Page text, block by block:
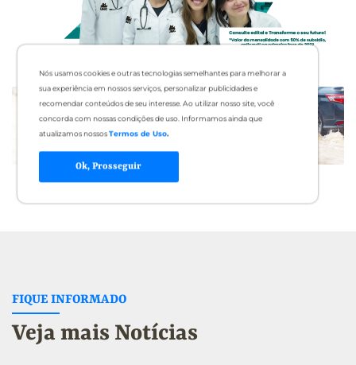
Nós usamos cookies e outras tecnologias semelhantes para melhorar a
sua experiência em nossos serviços, personalizar publicidades e
recomendar conteúdos de seu interesse. Ao utilizar nosso site, você
concorda com nossas condições de uso. Informamos ainda que
atualizamos nossosTermos de Uso.
Ok, Prosseguir
FIQUE INFORMADO
Veja mais Notícias